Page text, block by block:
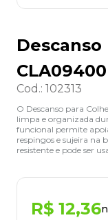
Cod.: 102313
O Descanso para
limpa e organizada
funcional permite
respingos e sujeira na
resistente e pode ser
R$ 12,36